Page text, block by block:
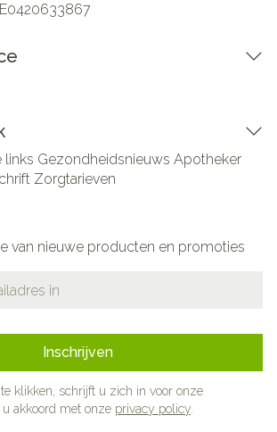
links Gezondheidsnieuws Apotheker
Zorgtarieven
van nieuwe producten en promoties
Inschrijven
klikken, schrijft u zich in voor onze
akkoord met onze privacy policy